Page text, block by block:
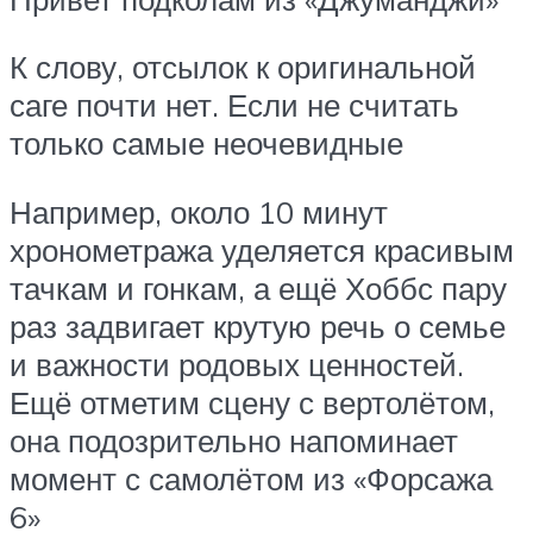
К слову, отсылок к оригинальной
саге почти нет. Если не считать
только самые неочевидные
Например, около 10 минут
хронометража уделяется красивым
тачкам и гонкам, а ещё Хоббс пару
раз задвигает крутую речь о семье
и важности родовых ценностей.
Ещё отметим сцену с вертолётом,
она подозрительно напоминает
момент с самолётом из «Форсажа
6»